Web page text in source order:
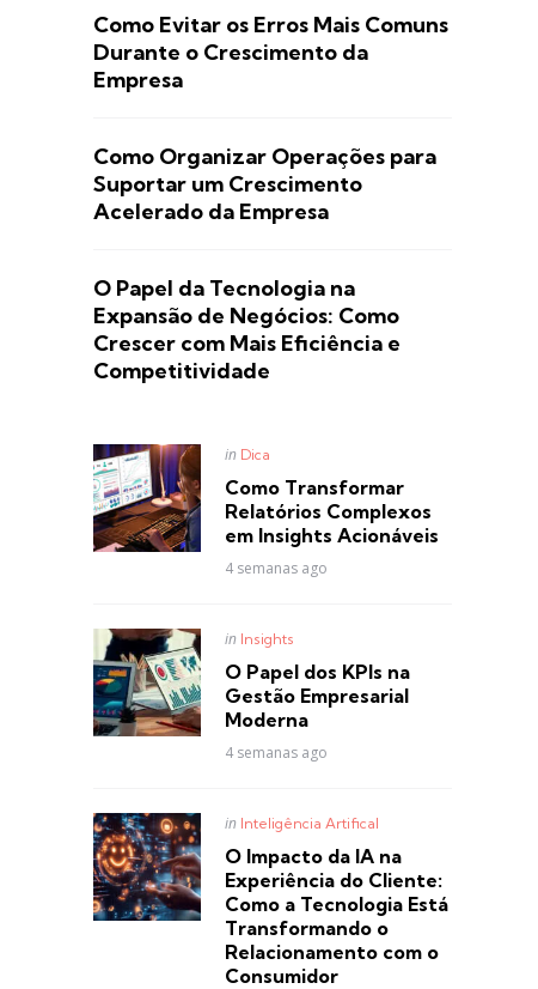
Como Evitar os Erros Mais Comuns
Durante o Crescimento da
Empresa
Como Organizar Operações para
Suportar um Crescimento
Acelerado da Empresa
O Papel da Tecnologia na
Expansão de Negócios: Como
Crescer com Mais Eficiência e
Competitividade
Posted
in Dica
Como Transformar
Relatórios Complexos
em Insights Acionáveis
4 semanas ago
Posted
in Insights
O Papel dos KPIs na
Gestão Empresarial
Moderna
4 semanas ago
Posted
in Inteligência Artifical
O Impacto da IA na
Experiência do Cliente:
Como a Tecnologia Está
Transformando o
Relacionamento com o
Consumidor